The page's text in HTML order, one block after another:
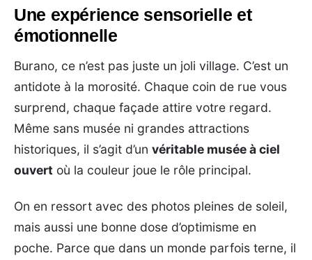
Une expérience sensorielle et
émotionnelle
Burano, ce n’est pas juste un joli village. C’est un
antidote à la morosité. Chaque coin de rue vous
surprend, chaque façade attire votre regard.
Même sans musée ni grandes attractions
historiques, il s’agit d’un véritable musée à ciel
ouvert où la couleur joue le rôle principal.
On en ressort avec des photos pleines de soleil,
mais aussi une bonne dose d’optimisme en
poche. Parce que dans un monde parfois terne, il